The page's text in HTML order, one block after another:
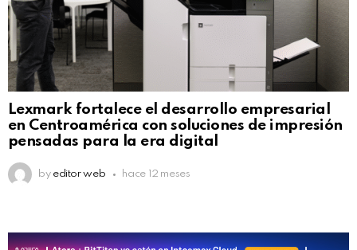
Lexmark fortalece el desarrollo empresarial
en Centroamérica con soluciones de impresión
pensadas para la era digital
by editor web hace 12 meses